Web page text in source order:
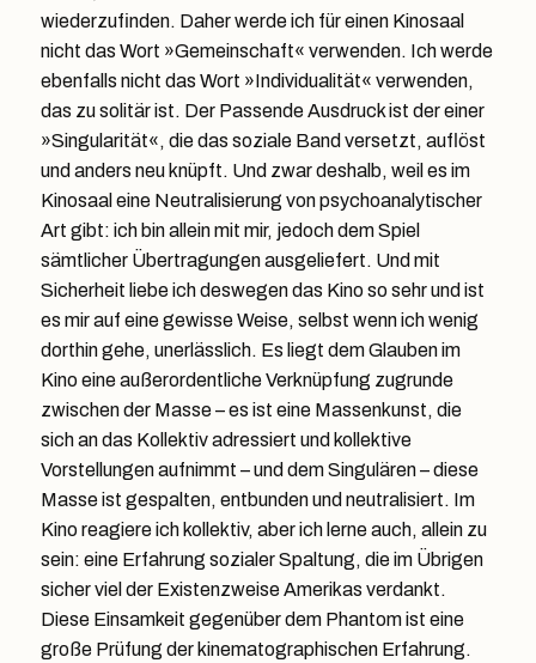
wiederzufinden. Daher werde ich für einen Kinosaal
nicht das Wort »Gemeinschaft« verwenden. Ich werde
ebenfalls nicht das Wort »Individualität« verwenden,
das zu solitär ist. Der Passende Ausdruck ist der einer
»Singularität«, die das soziale Band versetzt, auflöst
und anders neu knüpft. Und zwar deshalb, weil es im
Kinosaal eine Neutralisierung von psychoanalytischer
Art gibt: ich bin allein mit mir, jedoch dem Spiel
sämtlicher Übertragungen ausgeliefert. Und mit
Sicherheit liebe ich deswegen das Kino so sehr und ist
es mir auf eine gewisse Weise, selbst wenn ich wenig
dorthin gehe, unerlässlich. Es liegt dem Glauben im
Kino eine außerordentliche Verknüpfung zugrunde
zwischen der Masse – es ist eine Massenkunst, die
sich an das Kollektiv adressiert und kollektive
Vorstellungen aufnimmt – und dem Singulären – diese
Masse ist gespalten, entbunden und neutralisiert. Im
Kino reagiere ich kollektiv, aber ich lerne auch, allein zu
sein: eine Erfahrung sozialer Spaltung, die im Übrigen
sicher viel der Existenzweise Amerikas verdankt.
Diese Einsamkeit gegenüber dem Phantom ist eine
große Prüfung der kinematographischen Erfahrung.